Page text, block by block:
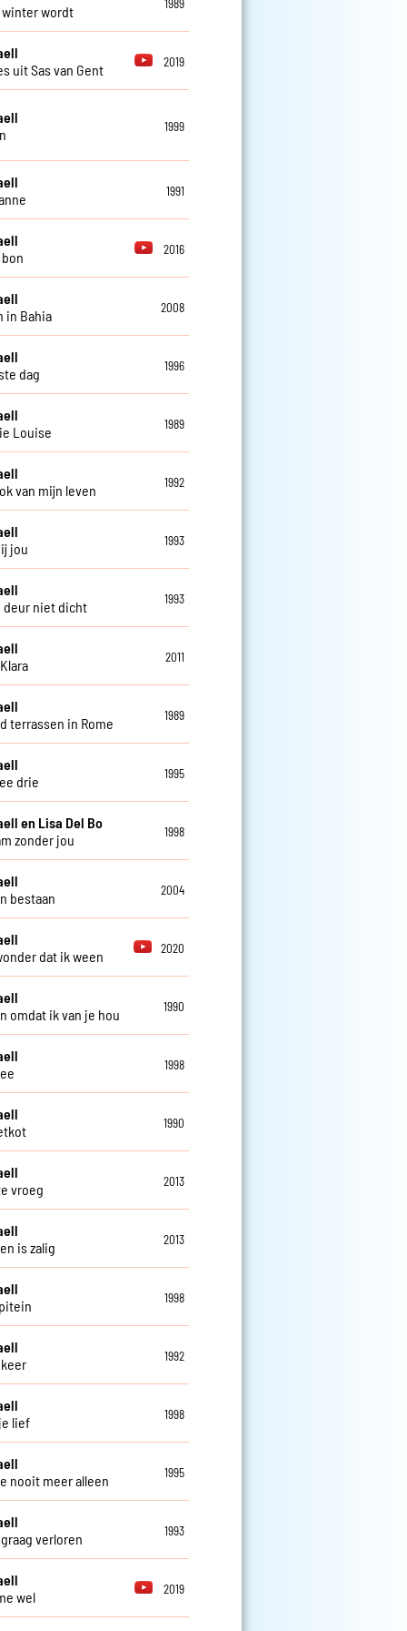
winter wordt
1989
uit Sas van Gent
2019
1999
1991
2016
in Bahia
2008
dag
1996
Louise
1989
van mijn leven
1992
jou
1993
deur niet dicht
1993
2011
terrassen in Rome
1989
drie
1995
en Lisa Del Bo
zonder jou
1998
bestaan
2004
dat ik ween
2020
omdat ik van je hou
1990
1998
1990
vroeg
2013
is zalig
2013
1998
1992
lief
1998
nooit meer alleen
1995
verloren
1993
wel
2019